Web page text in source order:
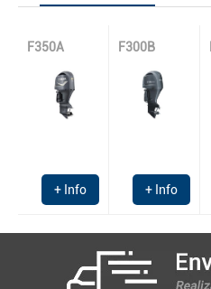
F350A
+ Info
F300B
+ Info